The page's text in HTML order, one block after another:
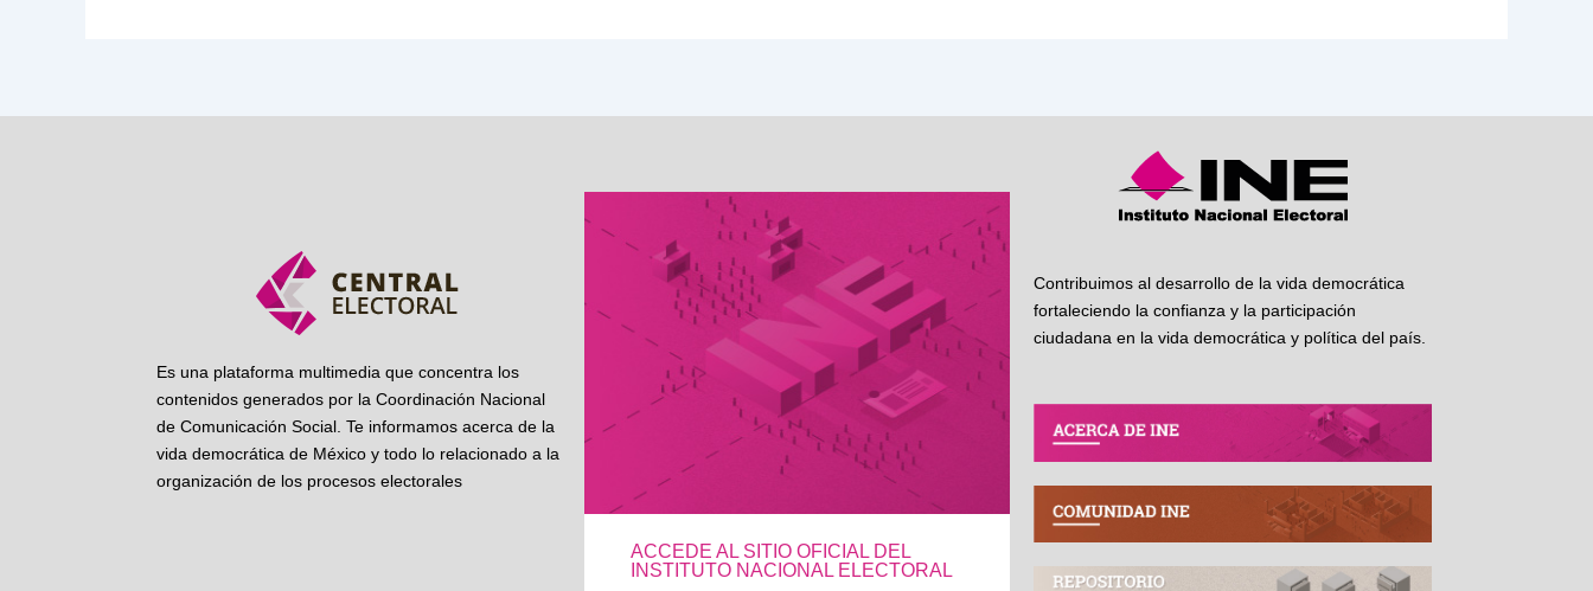
Es una plataforma multimedia que concentra los
contenidos generados por la Coordinación Nacional
de Comunicación Social. Te informamos acerca de la
vida democrática de México y todo lo relacionado a la
organización de los procesos electorales
ACCEDE AL SITIO OFICIAL DEL
INSTITUTO NACIONAL ELECTORAL
Contribuimos al desarrollo de la vida democrática
fortaleciendo la confianza y la participación
ciudadana en la vida democrática y política del país.